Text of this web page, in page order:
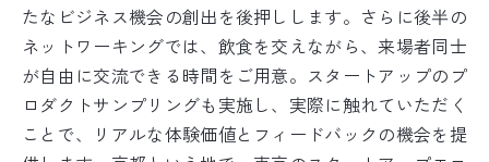
たなビジネス機会の創出を後押しします。さらに後半の
ネットワーキングでは、飲食を交えながら、来場者同士
が自由に交流できる時間をご用意。スタートアップのプ
ロダクトサンプリングも実施し、実際に触れていただく
ことで、リアルな体験価値とフィードバックの機会を提